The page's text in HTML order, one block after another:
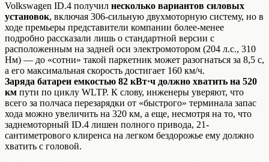
Volkswagen ID.4 получил несколько вариантов силовых
установок, включая 306-сильную двухмоторную систему, но в
ходе премьеры представители компании более-менее
подробно рассказали лишь о стандартной версии с
расположенным на задней оси электромотором (204 л.с., 310
Нм) — до «сотни» такой паркетник может разогнаться за 8,5 с,
а его максимальная скорость достигает 160 км/ч.
Заряда батареи емкостью 82 кВт·ч должно хватить на 520
км пути по циклу WLTP. К слову, инженеры уверяют, что
всего за полчаса перезарядки от «быстрого» терминала запас
хода можно увеличить на 320 км, а еще, несмотря на то, что
заднемоторный ID.4 лишен полного привода, 21-
сантиметрового клиренса на легком бездорожье ему должно
хватить с головой.